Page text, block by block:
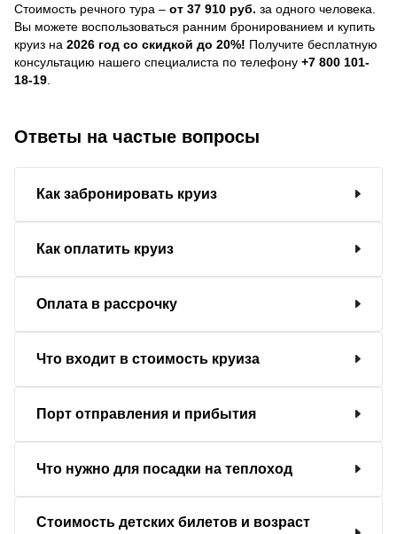
Стоимость речного тура – от 37 910 руб. за одного человека.
Вы можете воспользоваться ранним бронированием и купить
круиз на 2026 год со скидкой до 20%! Получите бесплатную
консультацию нашего специалиста по телефону +7 800 101-
18-19
Ответы на частые вопросы
Как забронировать круиз
Как оплатить круиз
Оплата в рассрочку
Что входит в стоимость круиза
Порт отправления и прибытия
Что нужно для посадки на теплоход
Стоимость детских билетов и возраст